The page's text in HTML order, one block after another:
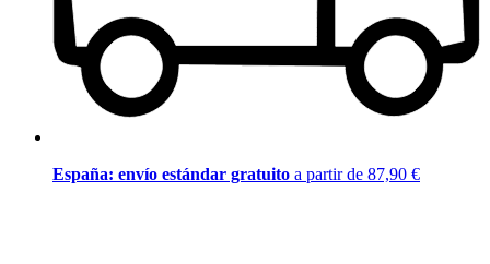
España: envío estándar gratuito a partir de 87,90 €